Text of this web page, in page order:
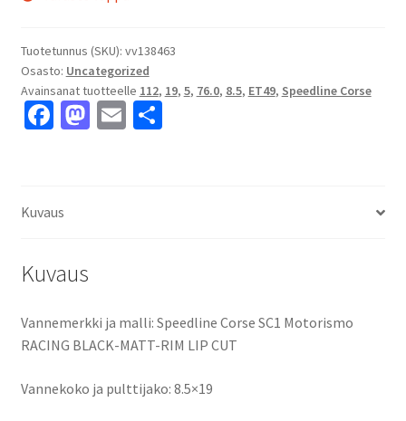
Tuotetunnus (SKU): vv138463
Osasto: Uncategorized
Avainsanat tuotteelle 112, 19, 5, 76.0, 8.5, ET49, Speedline Corse
Fa
o
M E S
Kuvaus
Kuvaus
Vannemerkki ja malli: Speedline Corse SC1 Motorismo
RACING BLACK-MATT-RIM LIP CUT
Vannekoko ja pulttijako: 8.5×19